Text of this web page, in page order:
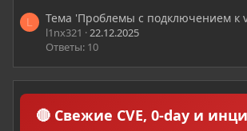
L Тема 'Проблемы с подключением к
l1nx321
22.12.2025
Ответы: 10
🔴 Свежие CVE, 0-day и